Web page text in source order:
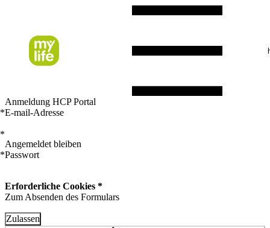
Anmeldung HCP Portal
*E-mail-Adresse
*
Angemeldet bleiben
*Passwort
Erforderliche Cookies *
Zum Absenden des Formulars
Zulassen